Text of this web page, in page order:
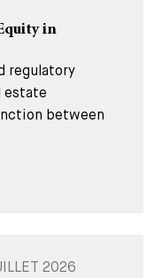
in
regulatory
estate
between
2026